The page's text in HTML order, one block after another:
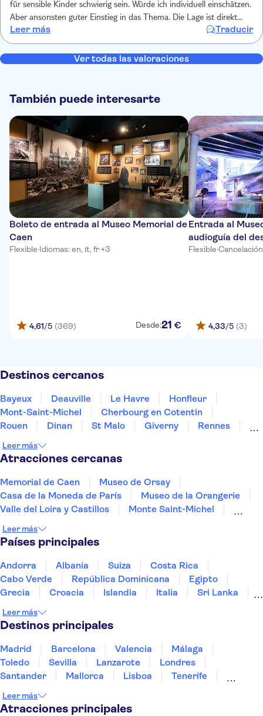
für sensible Kinder schwierig sein. Würde ich individuell einschätzen.
Aber ansonsten guter Einstieg in das Thema. Die Lage ist direkt
oberhalb des Strandes, den man sich dann auch noch ansehen
kann.
Leer más Traducir
Ver todas las valoraciones
También puede interesarte
Boleto de entrada al Museo Memorial de
Caen
Flexible·Idiomas: en, it, fr +3
4,61/5 (369) Desde:21 €
Entrada al
audioguía del
Flexible·
4,33/5 (3)
Destinos cercanos
Bayeux Deauville Le Havre
Honfleur
Mont-Saint-Michel
Cherbourg en Cotentin
Rouen
Dinan St Malo Giverny
Rennes
Leer más
Atracciones cercanas
Memorial de Caen
Museo de Orsay
Casa de la Moneda de París
Museo de la Orangerie
Valle del Loira y Castillos
Monte Saint-Michel
Palacio de los Papas
La Santa Capilla y la Conciergerie
Cité du Vin
Castillo de Chenonceau
Nîmes Amphitheatre
Musée de la Romanité
Puente de Aviñón
Leer más
Países principales
Andorra Albania Suiza
Costa Rica
Cabo Verde
República Dominicana
Egipto
Grecia
Croacia Islandia Italia
Sri Lanka
Portugal
Tailandia
Leer más
Destinos principales
Madrid Barcelona Valencia
Málaga
Toledo
Sevilla Lanzarote
Londres
Santander
Mallorca Lisboa
Tenerife
Bilbao
Menorca Granada
Leer más
Atracciones principales